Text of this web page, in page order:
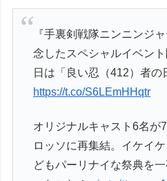
『手裏剣戦隊ニンニンジ
念したスペシャルイベン
日は「良い忍（412）者の
https://t.co/S6LEmHHqtr
オリジナルキャスト6名が
ロッソに再集結。イケイ
どもパーリナイな祭典を